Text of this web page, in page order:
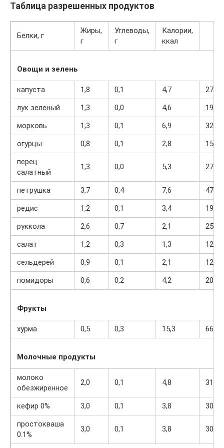
Таблица разрешенных продуктов
Белки, г
Жиры,
г
Углеводы,
г
Калории,
ккал
Овощи и зелень
капуста 1,8 0,1 4,7
27
лук зеленый
1,3 0,0 4,6
19
морковь
1,3 0,1 6,9
32
огурцы
0,8 0,1 2,8
15
перец
салатный
1,3 0,0 5,3 27
петрушка 3,7 0,4 7,6
47
редис
1,2 0,1 3,4
19
руккола
2,6 0,7 2,1
25
салат
1,2 0,3 1,3
12
сельдерей
0,9 0,1 2,1
12
помидоры
0,6 0,2 4,2 20
Фрукты
хурма 0,5 0,3 15,3 66
Молочные продукты
молоко
обезжиренное
2,0 0,1 4,8 31
кефир 0% 3,0 0,1 3,8
30
простокваша
0.1%
3,0 0,1 3,8 30